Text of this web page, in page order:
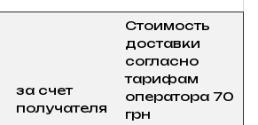
за счет
получателя
Стоимость
доставки
согласно
тарифам
оператора 70
грн